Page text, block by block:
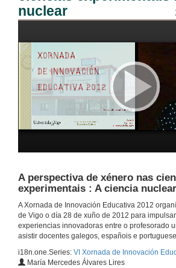
nuclear
A perspectiva de xénero nas
experimentais : A ciencia nuclear
A Xornada de Innovación Educativa 2012
de Vigo o día 28 de xuño de 2012 para
experiencias innovadoras entre o profesorado
asistir docentes galegos, españois e
i18n.one.Series: VI Xornada de Innovación
María Mercedes Álvares Lires
Inauguración da
28 de xuño de 2012
Presentación de